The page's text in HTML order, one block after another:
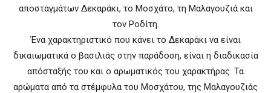
αποσταγμάτων Δεκαράκι, το Μοσχάτο, τη Μαλαγουζιά και
τον Ροδίτη.
Ένα χαρακτηριστικό που κάνει το Δεκαράκι να είναι
δικαιωματικά ο βασιλιάς στην παράδοση, είναι η διαδικασία
απόσταξής του και ο αρωματικός του χαρακτήρας. Τα
αρώματα από τα στέμφυλα του Μοσχάτου, της Μαλαγουζιάς